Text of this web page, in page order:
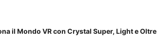
il Mondo VR con Crystal Super, Light e Oltre